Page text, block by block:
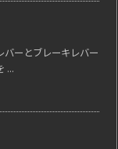
バーとブレーキレバー
...